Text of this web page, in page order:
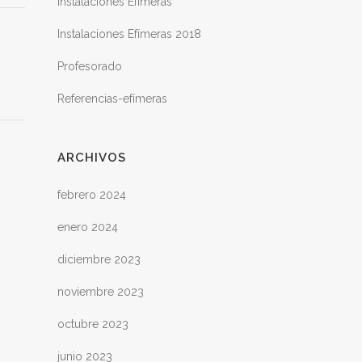
Instalaciones Efímeras 2018
Profesorado
Referencias-efímeras
ARCHIVOS
febrero 2024
enero 2024
diciembre 2023
noviembre 2023
octubre 2023
junio 2023